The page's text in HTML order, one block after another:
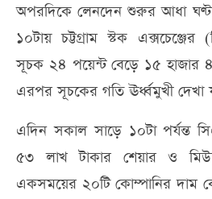
অপরদিকে লেনদেন শুরুর আধা
১০টায় চট্টগ্রাম স্টক
সূচক ২৪ পয়েন্ট বেড়ে ১৫ হাজার
এরপর সূচকের গতি ঊর্ধ্বমুখী দেখা
এদিন সকাল সাড়ে ১০টা পর্যন্ত
৫৩ লাখ টাকার শেয়ার ও
একসময়ের ২০টি কোম্পানির দাম